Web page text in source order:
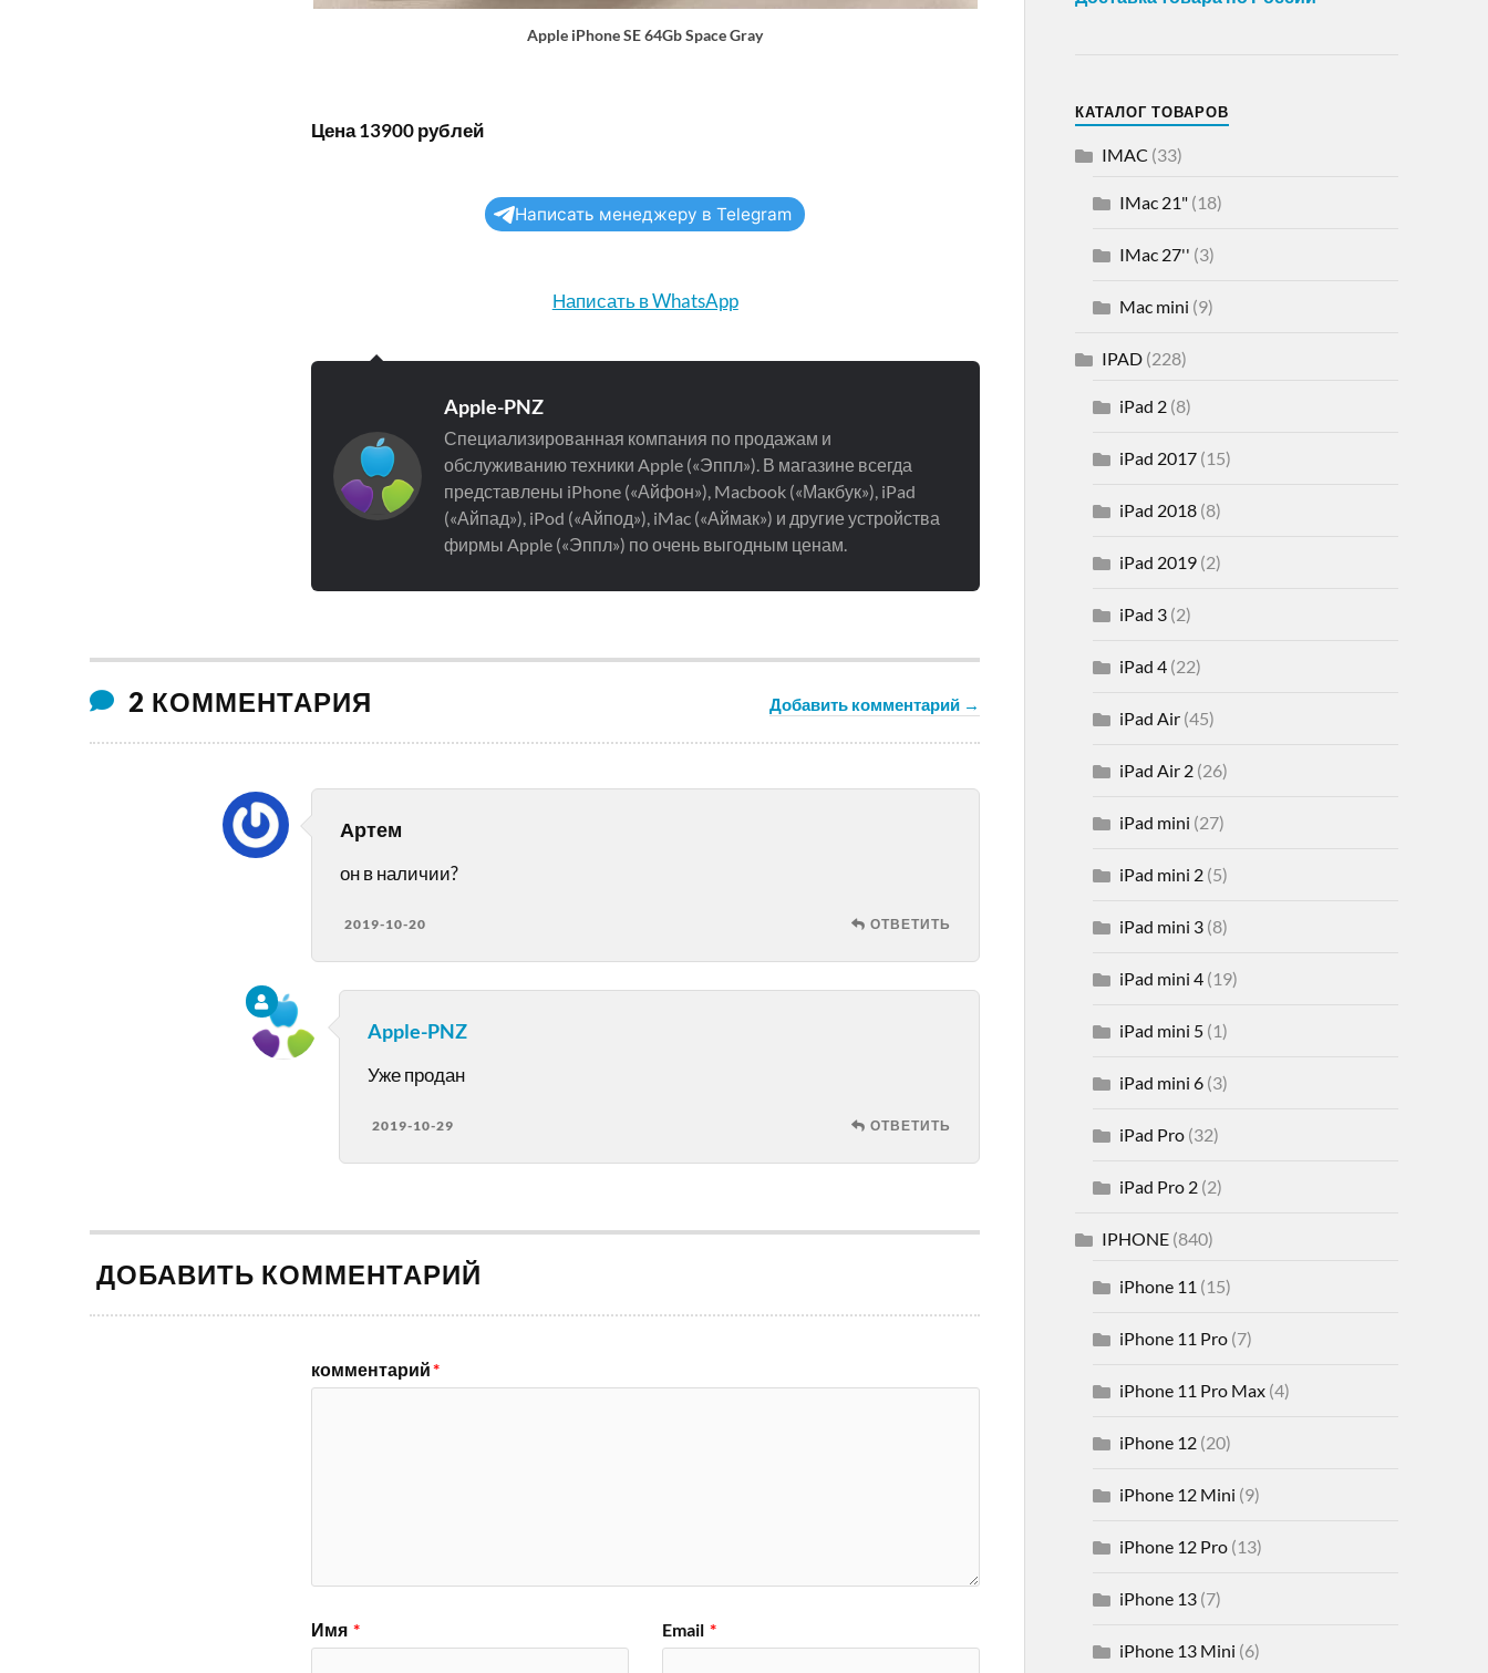
Apple iPhone SE 64Gb Space Gray
Цена 13900 рублей
Написать менеджеру в Telegram
Написать в WhatsApp
Apple-PNZ
Специализированная компания по продажам и
обслуживанию техники Apple («Эппл»). В магазине всегда
представлены iPhone («Айфон»), Macbook («Макбук»), iPad
(«Айпад»), iPod («Айпод»), iMac («Аймак») и другие устройства
фирмы Apple («Эппл») по очень выгодным ценам.
2 КОММЕНТАРИЯ Добавить комментарий →
Артем
он в наличии?
2019-10-20 ОТВЕТИТЬ
Apple-PNZ
Уже продан
2019-10-29 ОТВЕТИТЬ
ДОБАВИТЬ КОММЕНТАРИЙ
комментарий*
Имя * Email *
КАТАЛОГ ТОВАРОВ
IMAC (33)
IMac 21"(18)
IMac 27'' (3)
Mac mini (9)
IPAD(228)
iPad 2(8)
iPad 2017(15)
iPad 2018(8)
iPad 2019(2)
iPad 3(2)
iPad 4(22)
iPad Air(45)
iPad Air 2(26)
iPad mini (27)
iPad mini 2(5)
iPad mini 3(8)
iPad mini 4(19)
iPad mini 5(1)
iPad mini 6(3)
iPad Pro(32)
iPad Pro 2(2)
IPHONE(840)
iPhone 11 (15)
iPhone 11 Pro(7)
iPhone 11 Pro Max(4)
iPhone 12(20)
iPhone 12 Mini (9)
iPhone 12 Pro(13)
iPhone 13(7)
iPhone 13 Mini (6)